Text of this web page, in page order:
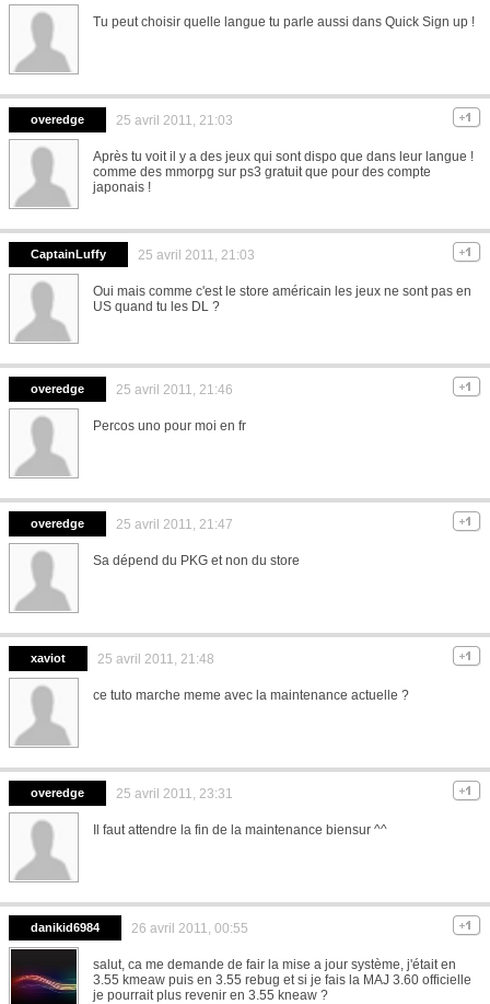
Tu peut choisir quelle langue tu parle aussi dans Quick Sign up !
overedge 25 avril 2011, 21:03
Après tu voit il y a des jeux qui sont dispo que dans leur langue !
comme des mmorpg sur ps3 gratuit que pour des compte
japonais !
CaptainLuffy 25 avril 2011, 21:03
Oui mais comme c'est le store américain les jeux ne sont pas en
US quand tu les DL ?
overedge 25 avril 2011, 21:46
Percos uno pour moi en fr
overedge 25 avril 2011, 21:47
Sa dépend du PKG et non du store
xaviot 25 avril 2011, 21:48
ce tuto marche meme avec la maintenance actuelle ?
overedge 25 avril 2011, 23:31
Il faut attendre la fin de la maintenance biensur ^^
danikid6984 26 avril 2011, 00:55
salut, ca me demande de fair la mise a jour système, j'était en
3.55 kmeaw puis en 3.55 rebug et si je fais la MAJ 3.60 officielle
je pourrait plus revenir en 3.55 kneaw ?